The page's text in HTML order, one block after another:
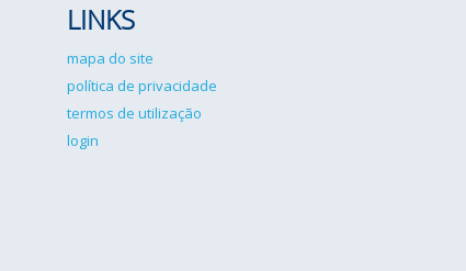
LINKS
mapa do site
política de privacidade
termos de utilização
login